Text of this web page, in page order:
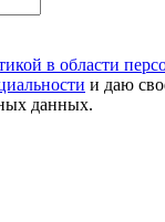
в области
и даю
данных.